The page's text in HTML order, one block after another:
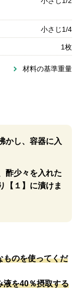
小さじ1/4
1枚
材料の基準重量
かし、容器に入
酢少々を入れた
【１】に漬けま
ものを使ってくだ
液を40％摂取する